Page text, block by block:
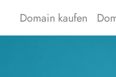
Domain kaufen